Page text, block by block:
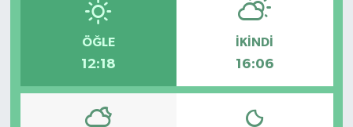
ÖĞLE
12:18
İKINDI
16:06